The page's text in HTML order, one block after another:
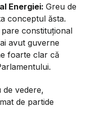
Energiei: Greu de
conceptul ăsta.
constituțional
avut guverne
foarte clar că
vedere,
de partide